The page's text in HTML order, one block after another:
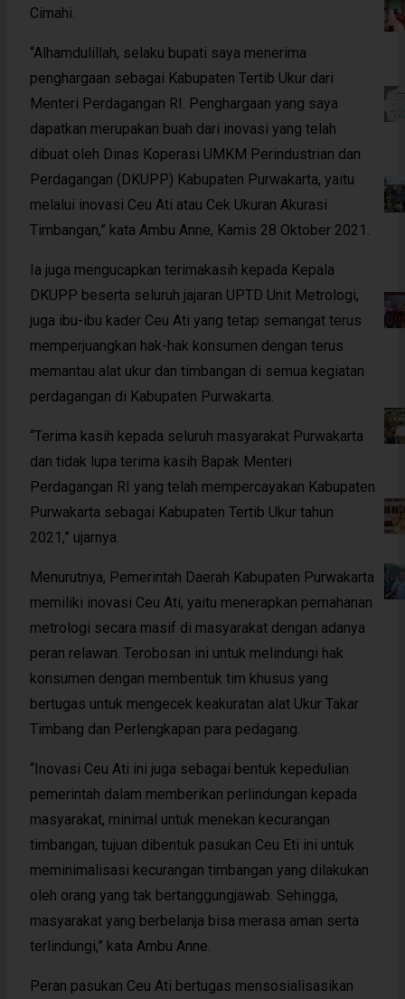
Cimahi.
“Alhamdulillah, selaku bupati saya menerima
penghargaan sebagai Kabupaten Tertib Ukur dari
Menteri Perdagangan RI. Penghargaan yang saya
dapatkan merupakan buah dari inovasi yang telah
dibuat oleh Dinas Koperasi UMKM Perindustrian dan
Perdagangan (DKUPP) Kabupaten Purwakarta, yaitu
melalui inovasi Ceu Ati atau Cek Ukuran Akurasi
Timbangan,” kata Ambu Anne, Kamis 28 Oktober 2021.
Ia juga mengucapkan terimakasih kepada Kepala
DKUPP beserta seluruh jajaran UPTD Unit Metrologi,
juga ibu-ibu kader Ceu Ati yang tetap semangat terus
memperjuangkan hak-hak konsumen dengan terus
memantau alat ukur dan timbangan di semua kegiatan
perdagangan di Kabupaten Purwakarta.
“Terima kasih kepada seluruh masyarakat Purwakarta
dan tidak lupa terima kasih Bapak Menteri
Perdagangan RI yang telah mempercayakan Kabupaten
Purwakarta sebagai Kabupaten Tertib Ukur tahun
2021,” ujarnya.
Menurutnya, Pemerintah Daerah Kabupaten Purwakarta
memiliki inovasi Ceu Ati, yaitu menerapkan pemahanan
metrologi secara masif di masyarakat dengan adanya
peran relawan. Terobosan ini untuk melindungi hak
konsumen dengan membentuk tim khusus yang
bertugas untuk mengecek keakuratan alat Ukur Takar
Timbang dan Perlengkapan para pedagang.
“Inovasi Ceu Ati ini juga sebagai bentuk kepedulian
pemerintah dalam memberikan perlindungan kepada
masyarakat, minimal untuk menekan kecurangan
timbangan, tujuan dibentuk pasukan Ceu Eti ini untuk
meminimalisasi kecurangan timbangan yang dilakukan
oleh orang yang tak bertanggungjawab. Sehingga,
masyarakat yang berbelanja bisa merasa aman serta
terlindungi,” kata Ambu Anne.
Peran pasukan Ceu Ati bertugas mensosialisasikan